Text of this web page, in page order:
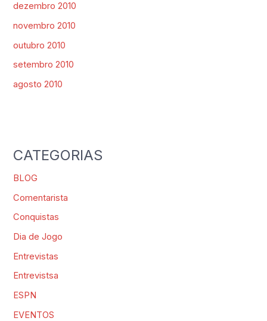
dezembro 2010
novembro 2010
outubro 2010
setembro 2010
agosto 2010
CATEGORIAS
BLOG
Comentarista
Conquistas
Dia de Jogo
Entrevistas
Entrevistsa
ESPN
EVENTOS